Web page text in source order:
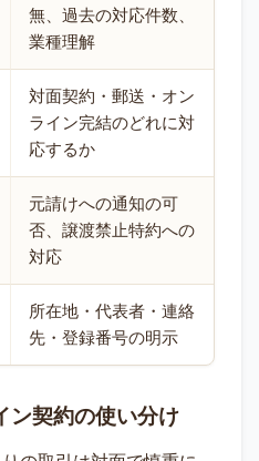
無、過去の対応件数、
業種理解
対面契約・郵送・オン
ライン完結のどれに対
応するか
元請けへの通知の可
否、譲渡禁止特約への
対応
所在地・代表者・連絡
先・登録番号の明示
ン契約の使い分け